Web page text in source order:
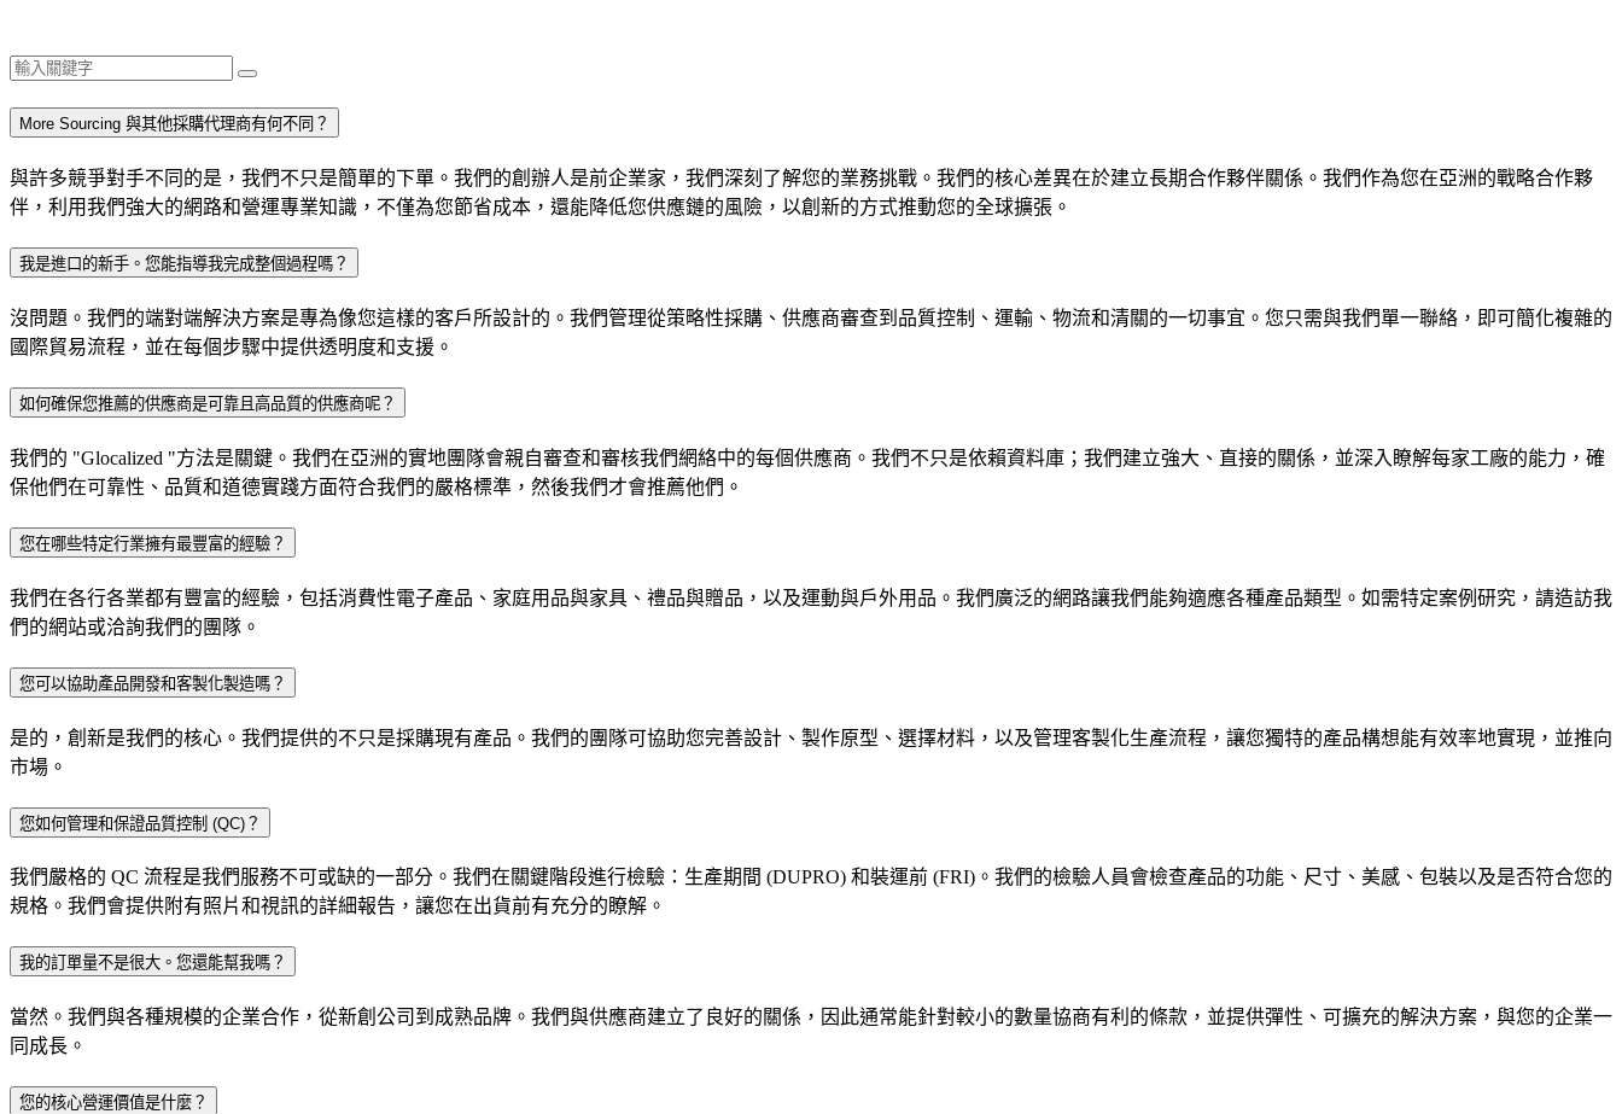
More Sourcing 與其他採購代理商有何不同？
與許多競爭對手不同的是，我們不只是簡單的下單。我們的創辦人是前企業家，我們深刻了解您的業務挑戰。我們的核心差異在於建立長期合作夥伴關係。我們作為您在亞洲的戰略合作夥
伴，利用我們強大的網路和營運專業知識，不僅為您節省成本，還能降低您供應鏈的風險，以創新的方式推動您的全球擴張。
我是進口的新手。您能指導我完成整個過程嗎？
沒問題。我們的端對端解決方案是專為像您這樣的客戶所設計的。我們管理從策略性採購、供應商審查到品質控制、運輸、物流和清關的一切事宜。您只需與我們單一聯絡，即可簡化複雜的
國際貿易流程，並在每個步驟中提供透明度和支援。
如何確保您推薦的供應商是可靠且高品質的供應商呢？
我們的 "Glocalized "方法是關鍵。我們在亞洲的實地團隊會親自審查和審核我們網絡中的每個供應商。我們不只是依賴資料庫；我們建立強大、直接的關係，並深入瞭解每家工廠的能力，確
保他們在可靠性、品質和道德實踐方面符合我們的嚴格標準，然後我們才會推薦他們。
您在哪些特定行業擁有最豐富的經驗？
我們在各行各業都有豐富的經驗，包括消費性電子產品、家庭用品與家具、禮品與贈品，以及運動與戶外用品。我們廣泛的網路讓我們能夠適應各種產品類型。如需特定案例研究，請造訪我
們的網站或洽詢我們的團隊。
您可以協助產品開發和客製化製造嗎？
是的，創新是我們的核心。我們提供的不只是採購現有產品。我們的團隊可協助您完善設計、製作原型、選擇材料，以及管理客製化生產流程，讓您獨特的產品構想能有效率地實現，並推向
市場。
您如何管理和保證品質控制 (QC)？
我們嚴格的 QC 流程是我們服務不可或缺的一部分。我們在關鍵階段進行檢驗：生產期間 (DUPRO) 和裝運前 (FRI)。我們的檢驗人員會檢查產品的功能、尺寸、美感、包裝以及是否符合您的
規格。我們會提供附有照片和視訊的詳細報告，讓您在出貨前有充分的瞭解。
我的訂單量不是很大。您還能幫我嗎？
當然。我們與各種規模的企業合作，從新創公司到成熟品牌。我們與供應商建立了良好的關係，因此通常能針對較小的數量協商有利的條款，並提供彈性、可擴充的解決方案，與您的企業一
同成長。
您的核心營運價值是什麼？